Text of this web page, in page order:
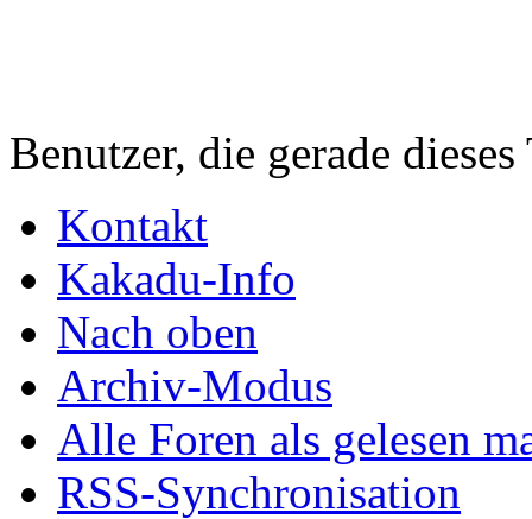
Benutzer, die gerade
Kontakt
Kakadu-Info
Nach oben
Archiv-Modus
Alle Foren als gelesen
RSS-Synchronisation